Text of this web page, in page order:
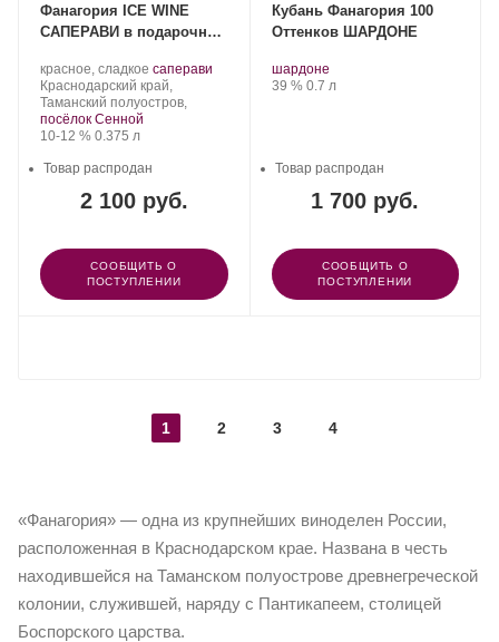
Фанагория ICE WINE
САПЕРАВИ в подарочной
Производитель:
Фанагория.
красное, сладкое .
Сорт
винограда:
саперави
Регион:
Краснодарский край,
Таманский полуостров,
посёлок Сенной
Крепость
10-12 %. Объем
0.375 л
2 100 руб.
Товар распродан
СООБЩИТЬ О
ПОСТУПЛЕНИИ
Кубань Фанагория 100
Оттенков ШАРДОНЕ
Производитель:
Фанагория.
.
Сорт
шардоне.
Крепость
39 %. Объем
0.7 л
1 700 руб.
Товар распродан
СООБЩИТЬ О
ПОСТУПЛЕНИИ
1 2 3 4
«Фанагория» — одна из крупнейших виноделен России,
расположенная в Краснодарском крае. Названа в честь
находившейся на Таманском полуострове древнегреческой
колонии, служившей, наряду с Пантикапеем, столицей
Боспорского царства.